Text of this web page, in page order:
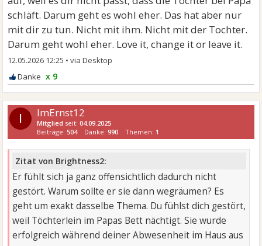
schläft. Darum geht es wohl eher. Das hat aber nur
mit dir zu tun. Nicht mit ihm. Nicht mit der Tochter.
Darum geht wohl eher. Love it, change it or leave it.
12.05.2026 12:25 •
x 9
I ImErnst12
Mitglied seit:04.09.2025
Beiträge:504 Danke:990 Themen: 1
Zitat von Brightness2:
Er fühlt sich ja ganz offensichtlich dadurch nicht
gestört. Warum sollte er sie dann wegräumen? Es
geht um exakt dasselbe Thema. Du fühlst dich gestört,
weil Töchterlein im Papas Bett nächtigt. Sie wurde
erfolgreich während deiner Abwesenheit im Haus aus